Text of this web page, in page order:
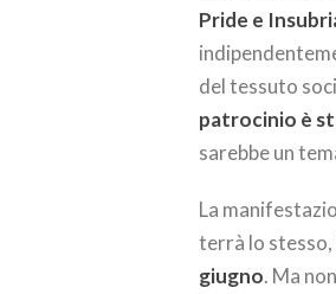
Pride e
del tessuto
patrocinio è
sarebbe un
La
terrà lo stesso,
giugno. Ma